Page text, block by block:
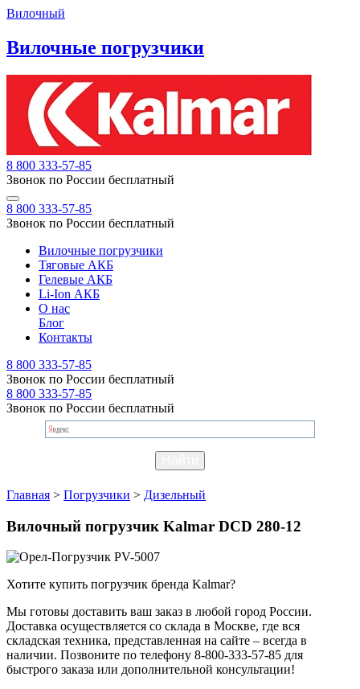
Вилочный
Вилочные погрузчики
8 800 333-57-85
Звонок по России бесплатный
8 800 333-57-85
Звонок по России бесплатный
Вилочные погрузчики
Тяговые АКБ
Гелевые АКБ
Li-Ion АКБ
О нас
Блог
Контакты
8 800 333-57-85
Звонок по России бесплатный
8 800 333-57-85
Звонок по России бесплатный
Главная > Погрузчики > Дизельный
Вилочный погрузчик Kalmar DCD 280-12
Хотите купить погрузчик бренда Kalmar?
Мы готовы доставить ваш заказ в любой город России.
Доставка осуществляется со склада в Москве, где вся
складская техника, представленная на сайте – всегда в
наличии. Позвоните по телефону 8-800-333-57-85 для
быстрого заказа или дополнительной консультации!